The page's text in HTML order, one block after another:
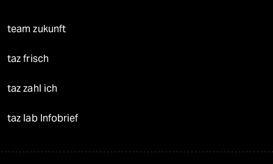
team zukunft
taz frisch
taz zahl ich
taz lab Infobrief